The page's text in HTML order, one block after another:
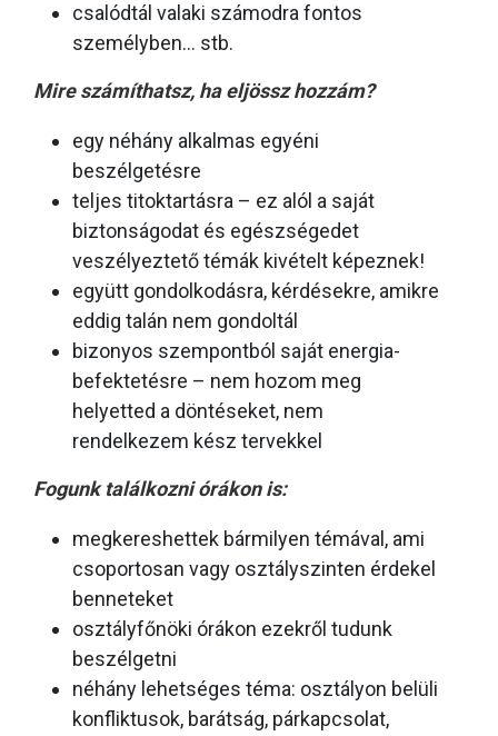
csalódtál valaki számodra fontos
személyben… stb.
Mire számíthatsz, ha eljössz hozzám?
egy néhány alkalmas egyéni
beszélgetésre
teljes titoktartásra – ez alól a saját
biztonságodat és egészségedet
veszélyeztető témák kivételt képeznek!
együtt gondolkodásra, kérdésekre, amikre
eddig talán nem gondoltál
bizonyos szempontból saját energia-
befektetésre – nem hozom meg
helyetted a döntéseket, nem
rendelkezem kész tervekkel
Fogunk találkozni órákon is:
megkereshettek bármilyen témával, ami
csoportosan vagy osztályszinten érdekel
benneteket
osztályfőnöki órákon ezekről tudunk
beszélgetni
néhány lehetséges téma: osztályon belüli
konfliktusok, barátság, párkapcsolat,